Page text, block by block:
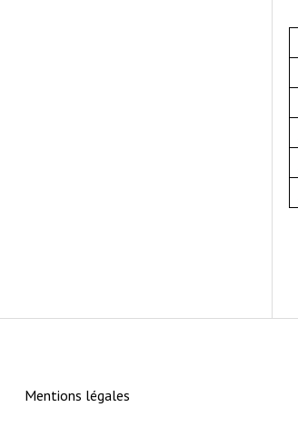
Mentions légales